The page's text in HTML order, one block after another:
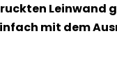
Leinwand
mit dem